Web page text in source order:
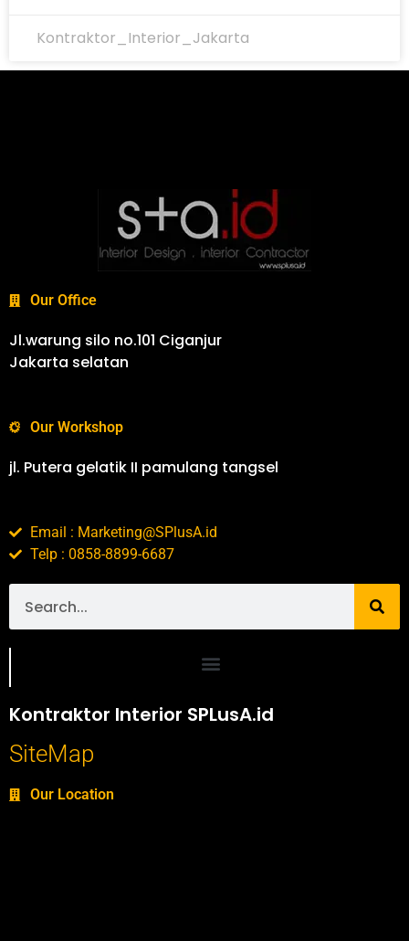
Kontraktor_Interior_Jakarta
Our Office
Jl.warung silo no.101 Ciganjur
Jakarta selatan
Our Workshop
jl. Putera gelatik II pamulang tangsel
Email : Marketing@SPlusA.id
Telp : 0858-8899-6687
Kontraktor Interior SPLusA.id
SiteMap
Our Location